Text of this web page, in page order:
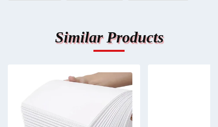
Similar Products